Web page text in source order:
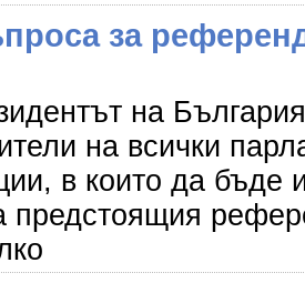
за
на
на всички
в които да бъде
предстоящия